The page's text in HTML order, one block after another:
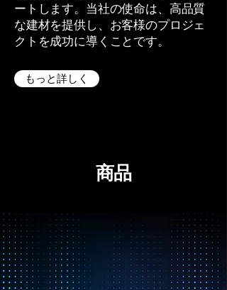
ートします。当社の使命は、高品質
な建材を提供し、お客様のプロジェ
クトを成功に導くことです。
もっと詳しく
商品